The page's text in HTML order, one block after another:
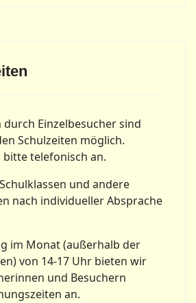
Einzelbesucher sind
Schulzeiten möglich.
bitte telefonisch an.
und andere
nach individueller Absprache
im Monat (außerhalb der
von 14-17 Uhr bieten wir
und Besuchern
an.